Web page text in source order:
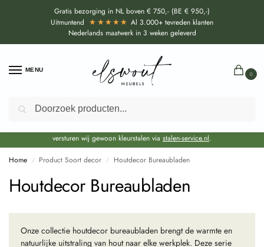
Gratis bezorging in NL boven € 750,- (BE € 950,-)
Uitmuntend ★★★★★ Al 3.000+ tevreden klanten
Nederlands maatwerk in 3 weken geleverd
MENU
0
Door de bouwvakperiode geldt momenteel een EXTRA levertijd van circa 3
weken bovenop de reguliere levertijd.
versturen wij gewoon kleurstalen via stalen-service.nl.
Home / Product Soort decor / Houtdecor Bureaubladen
Houtdecor Bureaubladen
Onze collectie houtdecor bureaubladen brengt de warmte en
natuurlijke uitstraling van hout naar elke werkplek. Deze serie